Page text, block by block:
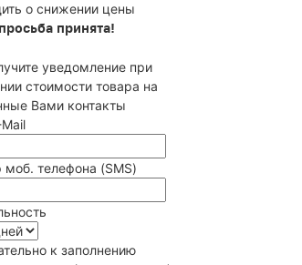
о снижении цены
принята!
уведомление при
стоимости товара на
Вами контакты
телефона (SMS)
к заполнению